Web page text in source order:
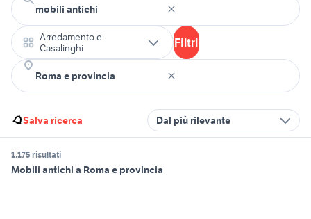
Arredamento e
Casalinghi
Filtri
Salva ricerca Dal più rilevante
1.175 risultati
Mobili antichi a Roma e provincia